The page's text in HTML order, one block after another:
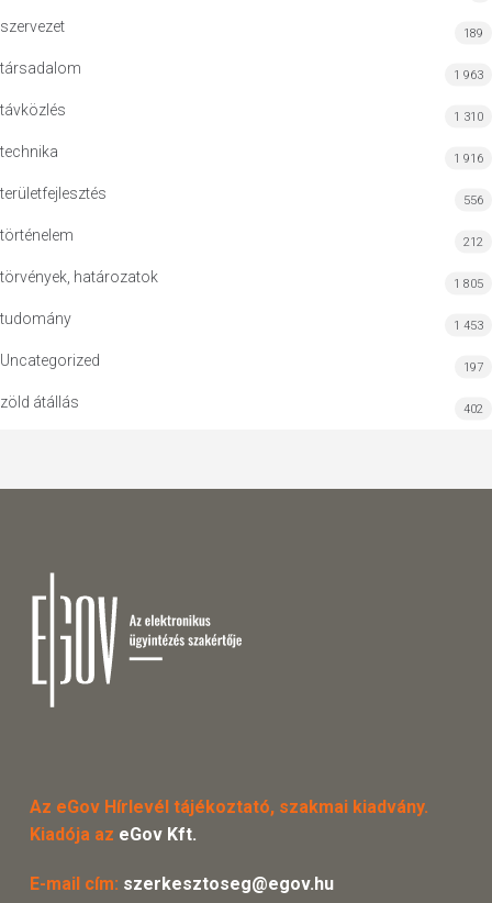
szervezet 189
társadalom 1 963
távközlés 1 310
technika 1 916
területfejlesztés 556
történelem 212
törvények, határozatok 1 805
tudomány 1 453
Uncategorized 197
zöld átállás 402
Az eGov Hírlevél tájékoztató, szakmai kiadvány.
Kiadója az eGov Kft.
E-mail cím: szerkesztoseg@egov.hu